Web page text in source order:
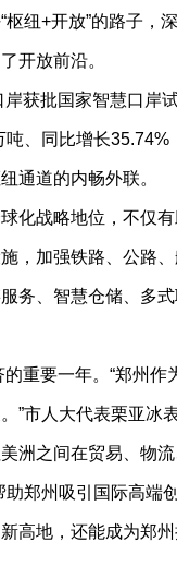
+开放”的路子，深
开放前沿。
批国家智慧口岸试
、同比增长
道的内畅外联。
战略地位，不仅有
，加强铁路、公路
务、智慧仓储、多
要一年。“郑州作
”市人大代表栗亚
洲之间在贸易、物流
州吸引国际高端
高地，还能成为郑